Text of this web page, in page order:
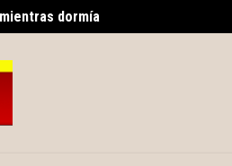
dormía
vía Uber para usuarios del